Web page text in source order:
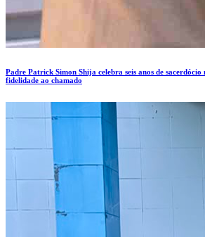
Padre Patrick Simon Shija celebra seis anos de sacerdócio
fidelidade ao chamado